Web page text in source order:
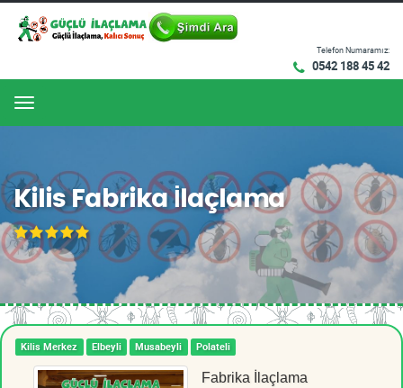
Telefon Numaramız:
0542 188 45 42
Menu
Kilis Fabrika İlaçlama
Kilis Merkez Elbeyli Musabeyli Polateli
Fabrika İlaçlama